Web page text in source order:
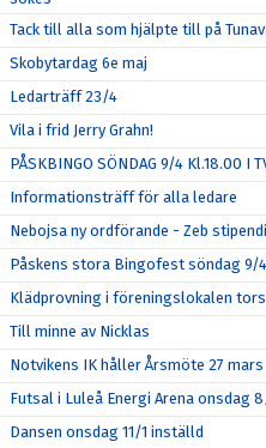
Tack till alla som hjälpte till på
Skobytardag 6e maj
Ledarträff 23/4
Vila i frid Jerry Grahn!
PÅSKBINGO SÖNDAG 9/4 Kl.18.00 I
Informationsträff för alla ledare
Nebojsa ny ordförande - Zeb
Påskens stora Bingofest söndag 9/
Klädprovning i föreningslokalen
Till minne av Nicklas
Notvikens IK håller Årsmöte 27 mars
Futsal i Luleå Energi Arena onsdag
Dansen onsdag 11/1 inställd